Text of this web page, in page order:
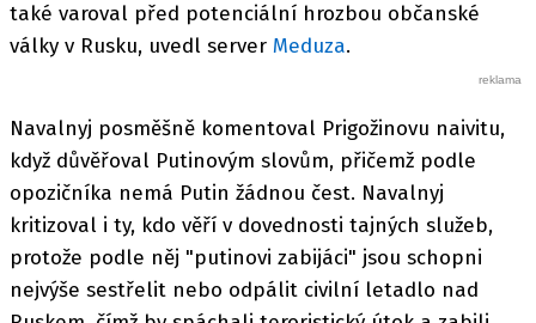
také varoval před potenciální hrozbou občanské
války v Rusku, uvedl server Meduza.
Navalnyj posměšně komentoval Prigožinovu naivitu,
když důvěřoval Putinovým slovům, přičemž podle
opozičníka nemá Putin žádnou čest. Navalnyj
kritizoval i ty, kdo věří v dovednosti tajných služeb,
protože podle něj "putinovi zabijáci" jsou schopni
nejvýše sestřelit nebo odpálit civilní letadlo nad